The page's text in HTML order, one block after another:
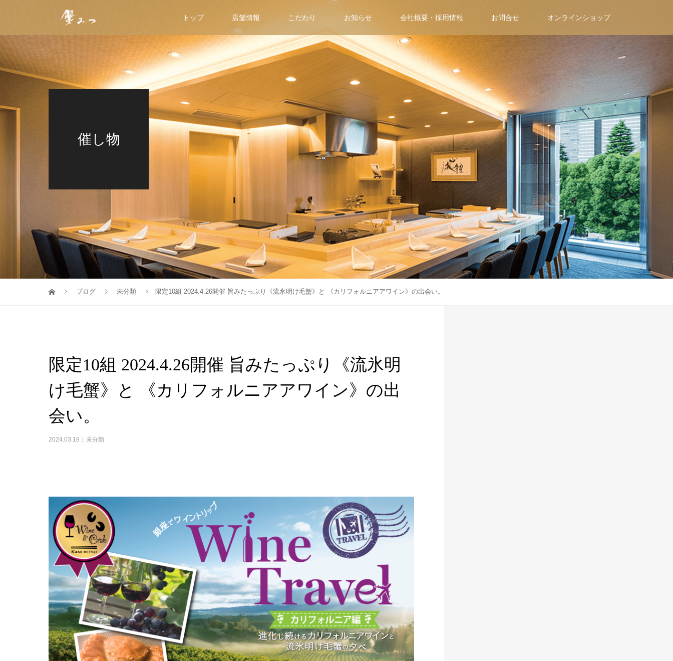
トップ 店舗情報 こだわり お知らせ 会社概要・採用情報 お問合せ オンラインショップ
催し物
ブログ 未分類 限定10組 2024.4.26開催 旨みたっぷり《流氷明け毛蟹》と 《カリフォルニアアワイン》の出会い。
限定10組 2024.4.26開催 旨みたっぷり《流氷明
け毛蟹》と 《カリフォルニアアワイン》の出
会い。
2024.03.19 未分類